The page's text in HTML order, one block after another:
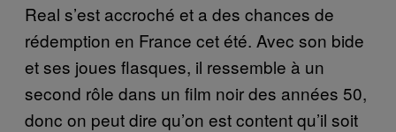
Real s’est accroché et a des chances de
rédemption en France cet été. Avec son bide
et ses joues flasques, il ressemble à un
second rôle dans un film noir des années 50,
donc on peut dire qu’on est content qu’il soit